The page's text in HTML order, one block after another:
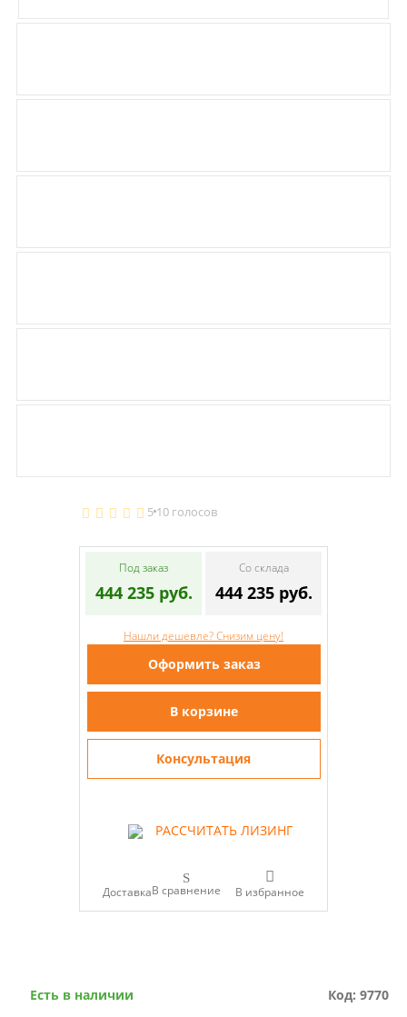
Есть в наличии Код: 9770
5 10 голосов
Под заказ
444 235 руб.
Со склада
444 235 руб.
Нашли дешевле? Снизим цену!
Оформить заказ
В корзине
Консультация
РАССЧИТАТЬ ЛИЗИНГ
ДоставкаВ сравнение